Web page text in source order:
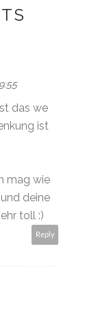
das we
ist
mag wie
deine
toll :)
Reply